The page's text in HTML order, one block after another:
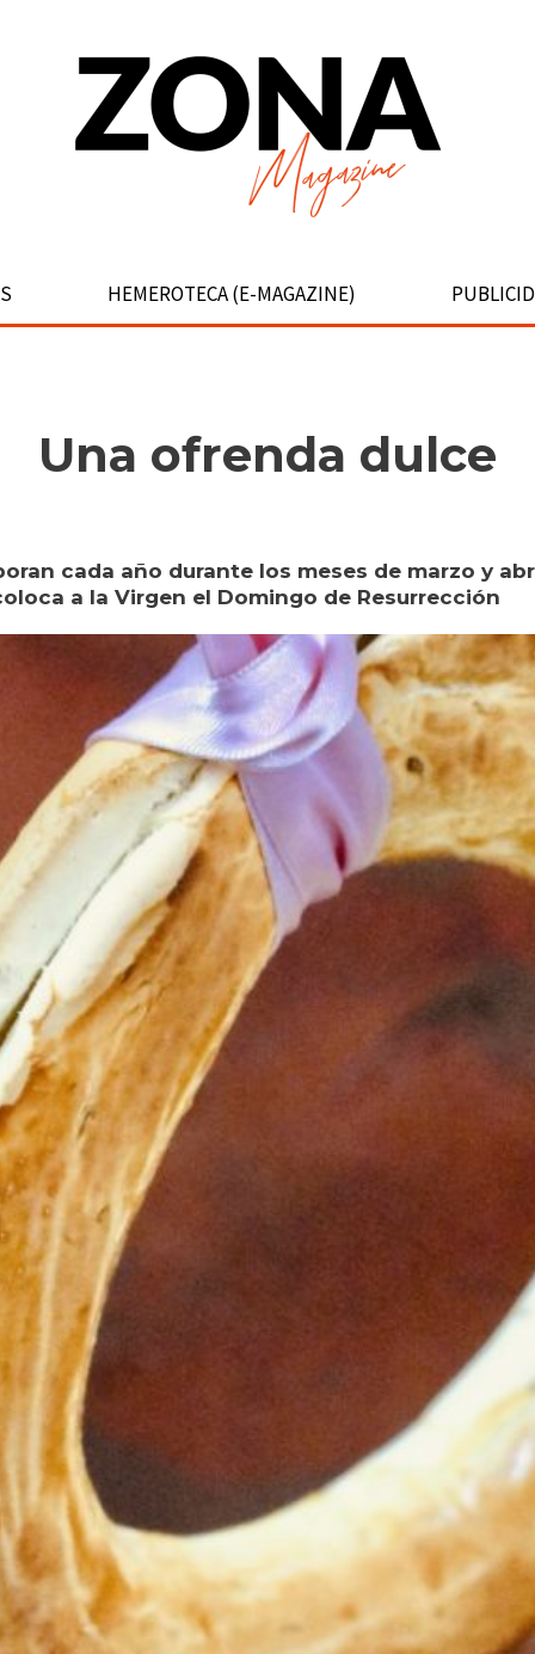
HEMEROTECA (E-MAGAZINE)
Una ofrenda dulce
cada año durante los meses de marzo y
a la Virgen el Domingo de Resurrección